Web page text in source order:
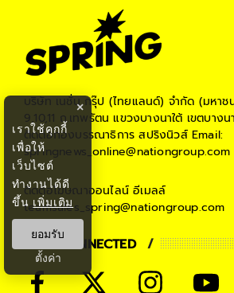
บริษัท เนชั่น กรุ๊ป (ไทยแลนด์) จำกัด (มหาช
9,10,11 ถ.เทพรัตน แขวงบางนาใต้ เขตบาง
ติดต่อกองบรรณาธิการ สปริงนิวส์Email:
springnews_online@nationgroup.com
ติดต่อโฆษณาออนไลน์ อีเมลล์
teamsales_spring@nationgroup.com
STAY CONNECTED
×
เราใช้คุกกี้
เพื่อให้
เว็บไซต์
ทำงานได้ดี
ขึ้นเพิ่มเติม
ยอมรับ
ตั้งค่า